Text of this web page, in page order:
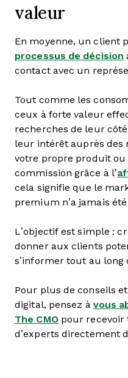
valeur
En moyenne, un client
processus de décision
contact avec un
Tout comme les
ceux à forte valeur
recherches de leur
leur intérêt auprès des
votre propre produit ou
commission grâce à l’
cela signifie que le
premium n’a jamais
L’objectif est simple :
donner aux clients
s’informer tout au long
Pour plus de conseils
digital, pensez à vous
The CMOpour recevoir
d’experts directement